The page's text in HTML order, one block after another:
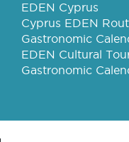
EDEN Cyprus
Cyprus EDEN
Gastronomic
EDEN Cultural
Gastronomic